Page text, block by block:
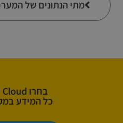
מתי הנתונים של
בחרו SAP Cloud –
כל המידע